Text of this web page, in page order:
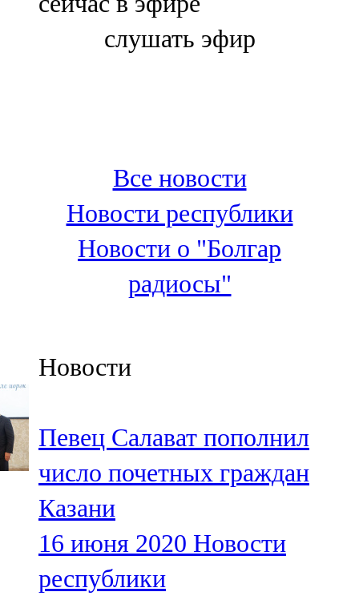
100,3 FM
Зәй
106,6 FM
Кадыбаш
105,2 FM
91,5 FM
106,1 FM
Кама тамагы
71,51 FM
Кукмара
107,9 FM
слушать эфир
Все новости
Новости республики
Новости о "Болгар
радиосы"
Новости
Певец Салават пополнил
число почетных граждан
Казани
16 июня 2020 Новости
республики